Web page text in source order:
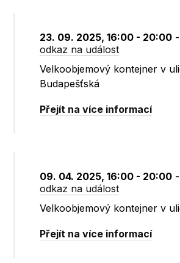
23. 09. 2025, 16:00 - 20:00 -
odkaz na událost
Velkoobjemový kontejner v
Budapešťská
Přejít na více informací
09. 04. 2025, 16:00 - 20:00 -
odkaz na událost
Velkoobjemový kontejner v
Přejít na více informací